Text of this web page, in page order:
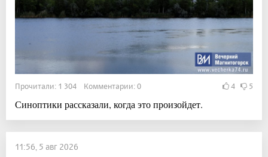
Прочитали: 1 304 Комментарии: 0 4 5
Синоптики рассказали, когда это произойдет.
11:56, 5 авг 2026